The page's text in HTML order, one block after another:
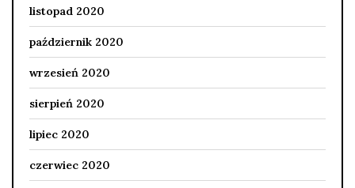
listopad 2020
październik 2020
wrzesień 2020
sierpień 2020
lipiec 2020
czerwiec 2020